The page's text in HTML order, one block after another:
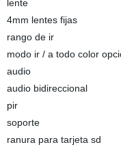
lente
4mm lentes fijas
rango de ir
modo ir / a todo color
audio
audio bidireccional
pir
soporte
ranura para tarjeta sd